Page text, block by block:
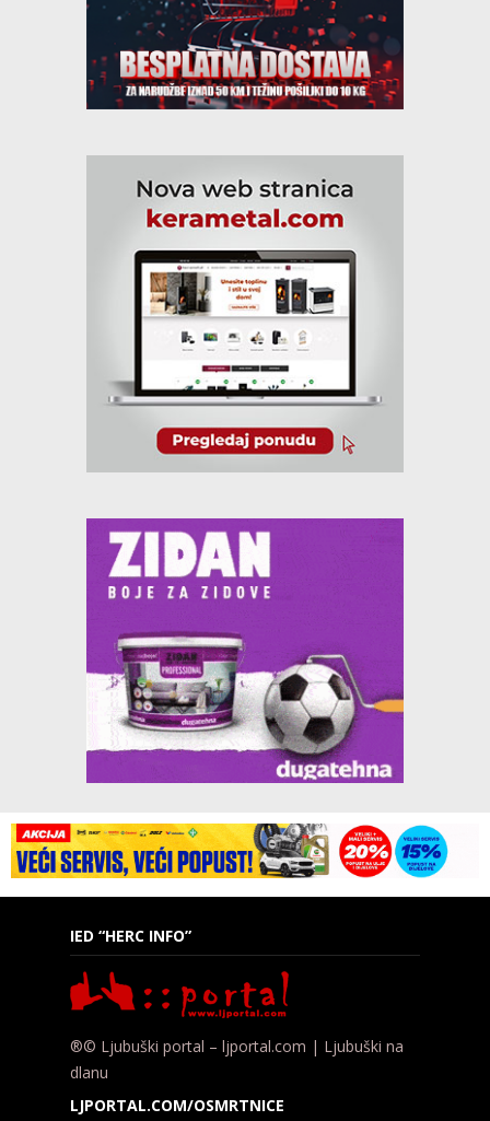
IED “HERC INFO”
®© Ljubuški portal – ljportal.com | Ljubuški na
dlanu
LJPORTAL.COM/OSMRTNICE